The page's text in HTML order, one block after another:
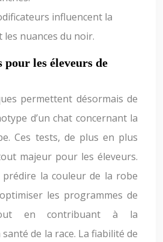
influencent la
nuances du noir.
pour les éleveurs de
permettent désormais de
d’un chat concernant la
Ces tests, de plus en plus
majeur pour les éleveurs.
la couleur de la robe
les programmes de
en contribuant à la
de la race. La fiabilité de